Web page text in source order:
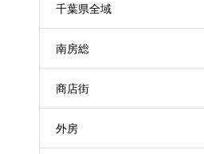
千葉県全域
南房総
商店街
外房